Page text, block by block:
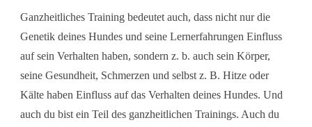
Ganzheitliches Training bedeutet auch, dass nicht nur die
Genetik deines Hundes und seine Lernerfahrungen Einfluss
auf sein Verhalten haben, sondern z. b. auch sein Körper,
seine Gesundheit, Schmerzen und selbst z. B. Hitze oder
Kälte haben Einfluss auf das Verhalten deines Hundes. Und
auch du bist ein Teil des ganzheitlichen Trainings. Auch du